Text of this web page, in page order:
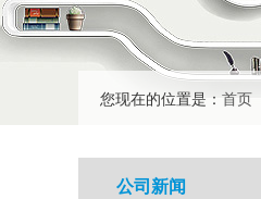
您现在的位置是： 首页
公司新闻